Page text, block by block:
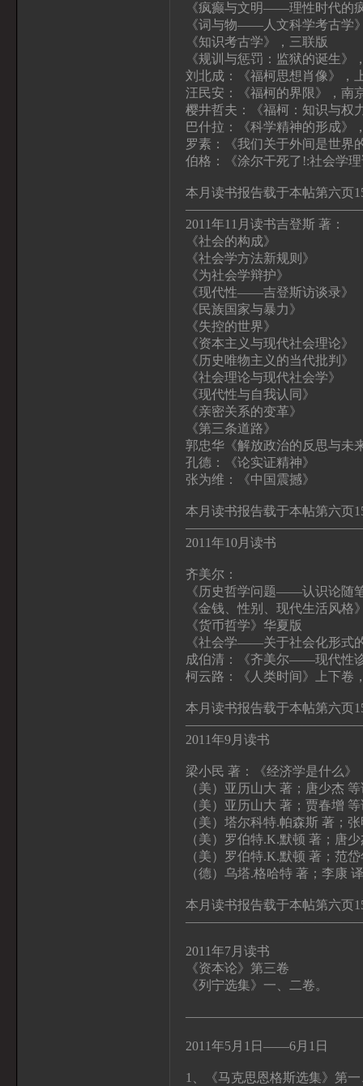
《疯癫与文明——理性时代的
《词与物——人文科学考古学
《知识考古学》，三联版
《规训与惩罚：监狱的诞生》
刘北成：《福柯思想肖像》，
汪民安：《福柯的界限》，南
樱井哲夫：《福柯：知识与权
巴什拉：《科学精神的形成》
罗素：《我们关于外间是世界
伯格：《涂尔干死了!:社会学
本月读书报告载于本帖第六页
2011年11月读书吉登斯 著：
《社会的构成》
《社会学方法新规则》
《为社会学辩护》
《现代性——吉登斯访谈录》
《民族国家与暴力》
《失控的世界》
《资本主义与现代社会理论》
《历史唯物主义的当代批判》
《社会理论与现代社会学》
《现代性与自我认同》
《亲密关系的变革》
《第三条道路》
郭忠华《解放政治的反思与未
孔德：《论实证精神》
张为维：《中国震撼》
本月读书报告载于本帖第六页
2011年10月读书
齐美尔：
《历史哲学问题——认识论随
《金钱、性别、现代生活风格
《货币哲学》华夏版
《社会学——关于社会化形式
成伯清：《齐美尔——现代性
柯云路：《人类时间》上下卷
本月读书报告载于本帖第六页
2011年9月读书
梁小民 著：《经济学是什么》
（美）亚历山大 著；唐少杰
（美）亚历山大 著；贾春增
（美）塔尔科特.帕森斯 著；
（美）罗伯特.K.默顿 著；唐
（美）罗伯特.K.默顿 著；范
（德）乌塔.格哈特 著；李康
本月读书报告载于本帖第六页
2011年7月读书
《资本论》第三卷
《列宁选集》一、二卷。
2011年5月1日——6月1日
1、《马克思恩格斯选集》第